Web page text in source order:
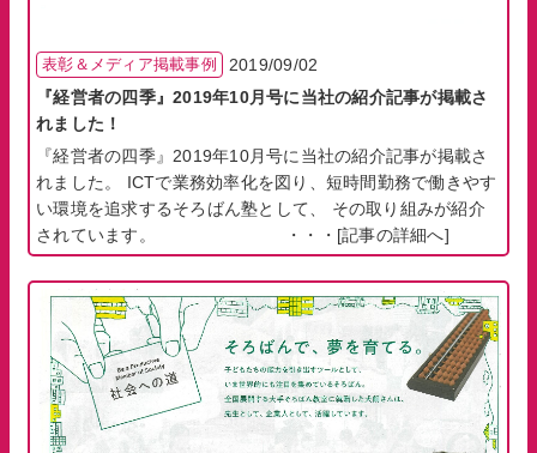
表彰＆メディア掲載事例
2019/09/02
『経営者の四季』2019年10月号に当社の紹介記事が掲載さ
れました！
『経営者の四季』2019年10月号に当社の紹介記事が掲載さ
れました。 ICTで業務効率化を図り、短時間勤務で働きやす
い環境を追求するそろばん塾として、 その取り組みが紹介
されています。 ・・・ [記事の詳細へ]